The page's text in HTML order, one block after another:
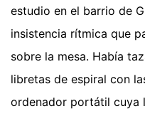
estudio en el barrio de
insistencia rítmica que
sobre la mesa. Había
libretas de espiral con
ordenador portátil cuya